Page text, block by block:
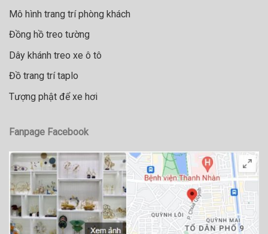
Mô hình trang trí phòng khách
Đồng hồ treo tường
Dây khánh treo xe ô tô
Đồ trang trí taplo
Tượng phật để xe hơi
Fanpage Facebook